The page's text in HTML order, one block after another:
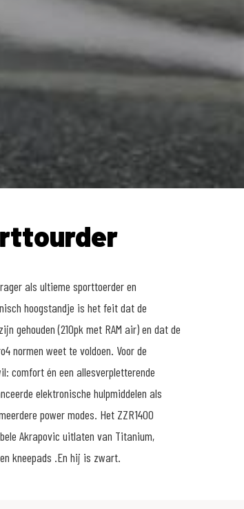
als ultieme sporttoerder en
hoogstandje is het feit dat de
gehouden (210pk met RAM air) en dat de
normen weet te voldoen. Voor de
comfort én een allesverpletterende
elektronische hulpmiddelen als
power modes. Het ZZR1400
Akrapovic uitlaten van Titanium,
kneepads .En hij is zwart.